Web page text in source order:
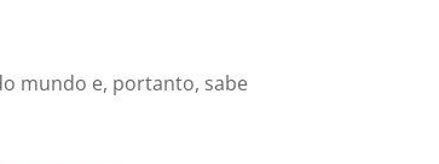
mundo e, portanto, sabe